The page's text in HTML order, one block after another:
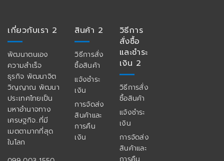
เกี่ยวกับเรา 2
พัฒนาตนเอง
ความสำเร็จ
ธุรกิจ พัฒนาจิต
วิญญาณ พัฒนา
ประเทศไทยเป็น
มหาอำนาจทาง
เศรษฐกิจ..ที่มี
เมตตามากที่สุด
ในโลก
สินค้า 2
วิธีการสั่ง
ซื้อสินค้า
แจ้งชำระ
เงิน
การจัดส่ง
สินค้าและ
การคืน
เงิน
วิธีการ
สั่งซื้อ
และชำระ
เงิน 2
วิธีการสั่ง
ซื้อสินค้า
แจ้งชำระ
เงิน
การจัดส่ง
สินค้าและ